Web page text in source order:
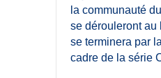
la communauté
se dérouleront au
se terminera par
cadre de la série